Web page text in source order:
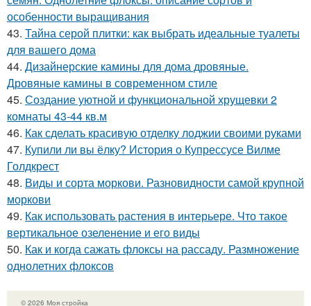
особенности выращивания
43. Тайна серой плитки: как выбрать идеальные туалеты
для вашего дома
44. Дизайнерские камины для дома дровяные.
Дровяные камины в современном стиле
45. Создание уютной и функциональной хрущевки 2
комнаты 43-44 кв.м
46. Как сделать красивую отделку лоджии своими руками
47. Купили ли вы ёлку? История о Купрессусе Вилме
Голдкрест
48. Виды и сорта моркови. Разновидности самой крупной
моркови
49. Как использовать растения в интерьере. Что такое
вертикальное озеленение и его виды
50. Как и когда сажать флоксы на рассаду. Размножение
однолетних флоксов
© 2026 Моя стройка